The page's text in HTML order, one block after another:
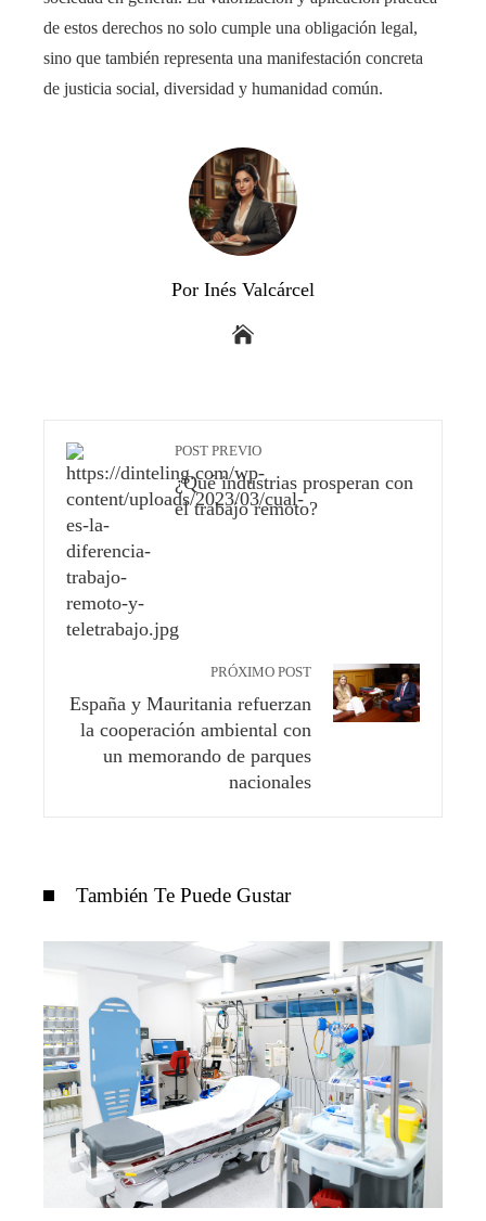
de estos derechos no solo cumple una obligación legal,
sino que también representa una manifestación concreta
de justicia social, diversidad y humanidad común.
Por Inés Valcárcel
POST PREVIO
¿Qué industrias prosperan con
el trabajo remoto?
PRÓXIMO POST
España y Mauritania refuerzan
la cooperación ambiental con
un memorando de parques
nacionales
También Te Puede Gustar